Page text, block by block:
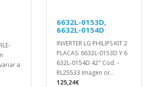
a
6632L-0153D,
6632L-0154D
INVERTER LG PHILIPS KIT 2
PLACAS: 6632L-0153D Y 6
632L-0154D 42" Cod. -
RL25533 Imagen or..
125,24€